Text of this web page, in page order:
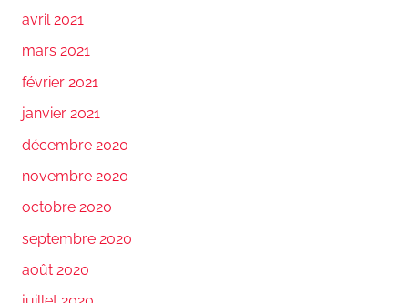
avril 2021
mars 2021
février 2021
janvier 2021
décembre 2020
novembre 2020
octobre 2020
septembre 2020
août 2020